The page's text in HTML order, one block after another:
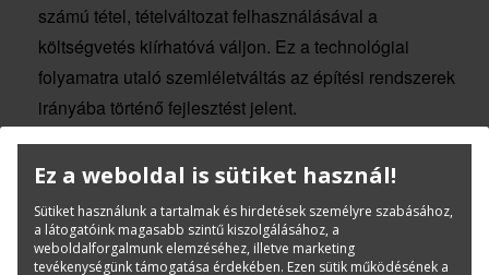
számú tétel, tételváltozat felhasználásával a
költségvetés kiírhatóvá váljon. Ez a technológiai
folyamatra utaló szemléletváltás az építési rendszerek
irányába történő fejlesztést jelent.
Kérdése van?
Ez a weboldal is sütiket használ!
Sütiket használunk a tartalmak és hirdetések személyre szabásához,
a látogatóink magasabb szintű kiszolgálásához, a
weboldalforgalmunk elemzéséhez, illetve marketing
tevékenységünk támogatása érdekében. Ezen sütik működésének a